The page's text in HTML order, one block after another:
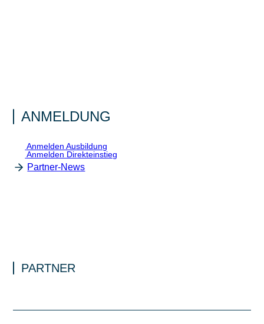
ANMELDUNG
Anmelden Ausbildung
Anmelden Direkteinstieg
Partner-News
PARTNER